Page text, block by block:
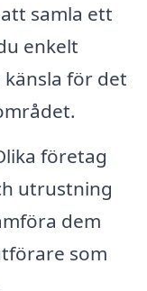
samla ett
enkelt
för det
företag
utrustning
dem
som